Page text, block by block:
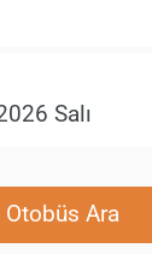
Otobüs Ara